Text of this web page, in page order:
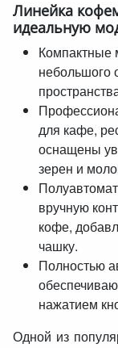
Линейка
идеальную
Компактные
для кафе,
оснащены
зерен и
вручную
кофе,
чашку.
Полностью
нажатием
Одной из